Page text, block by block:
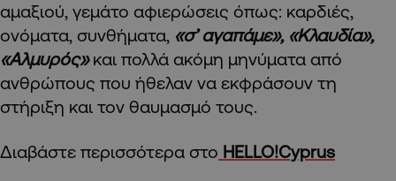
αμαξιού, γεμάτο αφιερώσεις όπως: καρδιές,
ονόματα, συνθήματα, «σ’ αγαπάμε», «Κλαυδία»,
«Αλμυρός»και πολλά ακόμη μηνύματα από
ανθρώπους που ήθελαν να εκφράσουν τη
στήριξη και τον θαυμασμό τους.
Διαβάστε περισσότερα στο HELLO!Cyprus